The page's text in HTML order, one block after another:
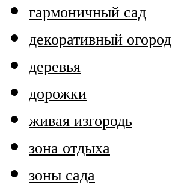
гармоничный сад
декоративный огород
деревья
дорожки
живая изгородь
зона отдыха
зоны сада